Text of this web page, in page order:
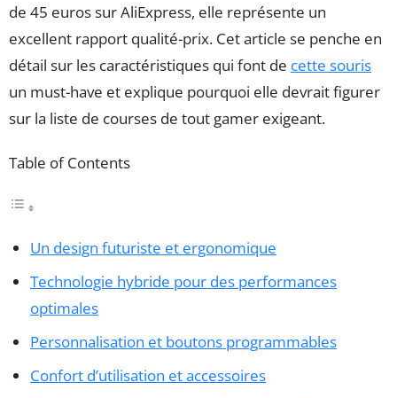
de 45 euros sur AliExpress, elle représente un
excellent rapport qualité-prix. Cet article se penche en
détail sur les caractéristiques qui font de cette souris
un must-have et explique pourquoi elle devrait figurer
sur la liste de courses de tout gamer exigeant.
Table of Contents
Un design futuriste et ergonomique
Technologie hybride pour des performances
optimales
Personnalisation et boutons programmables
Confort d’utilisation et accessoires